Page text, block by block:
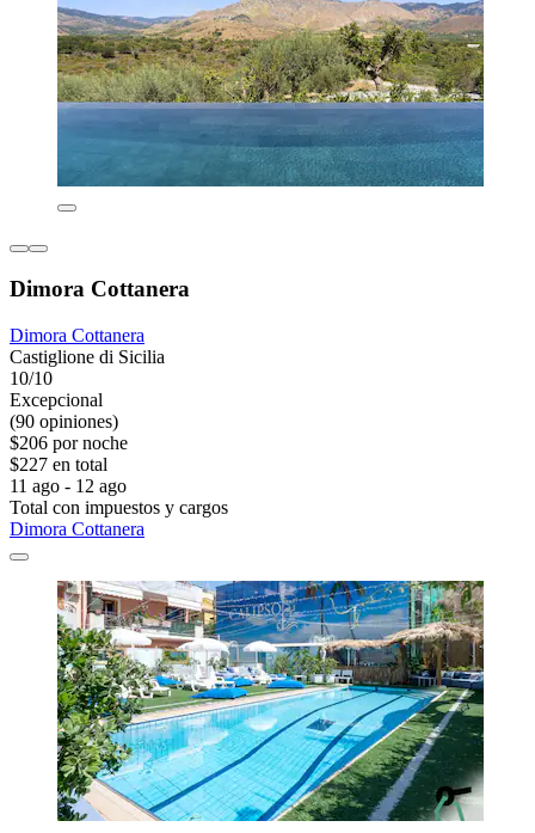
Dimora Cottanera
Dimora Cottanera
Castiglione di Sicilia
10/10
Excepcional
(90 opiniones)
$206 por noche
$227 en total
11 ago - 12 ago
Total con impuestos y cargos
Dimora Cottanera